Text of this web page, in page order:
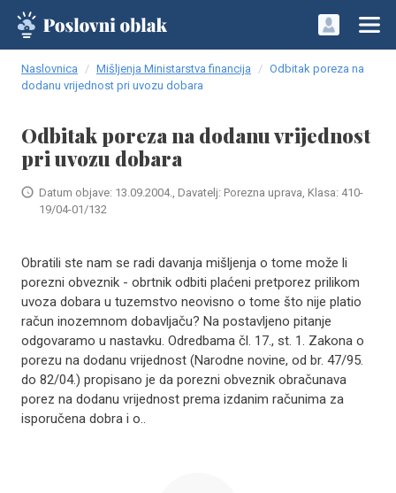
Naslovnica Mišljenja Ministarstva financija
Odbitak poreza na
dodanu vrijednost pri uvozu dobara
Odbitak poreza na dodanu vrijednost
pri uvozu dobara
Datum objave: 13.09.2004., Davatelj: Porezna uprava, Klasa: 410-
19/04-01/132
Obratili ste nam se radi davanja mišljenja o tome može li
porezni obveznik - obrtnik odbiti plaćeni pretporez prilikom
uvoza dobara u tuzemstvo neovisno o tome što nije platio
račun inozemnom dobavljaču? Na postavljeno pitanje
odgovaramo u nastavku. Odredbama čl. 17., st. 1. Zakona o
porezu na dodanu vrijednost (Narodne novine, od br. 47/95.
do 82/04.) propisano je da porezni obveznik obračunava
porez na dodanu vrijednost prema izdanim računima za
isporučena dobra i o..